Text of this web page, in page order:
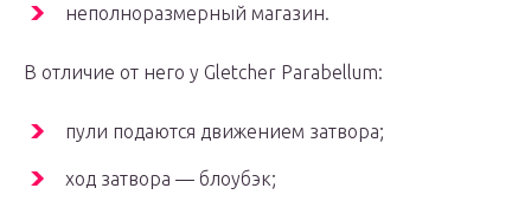
неполноразмерный магазин.
В отличие от него у Gletcher Parabellum:
пули подаются движением затвора;
ход затвора — блоубэк;